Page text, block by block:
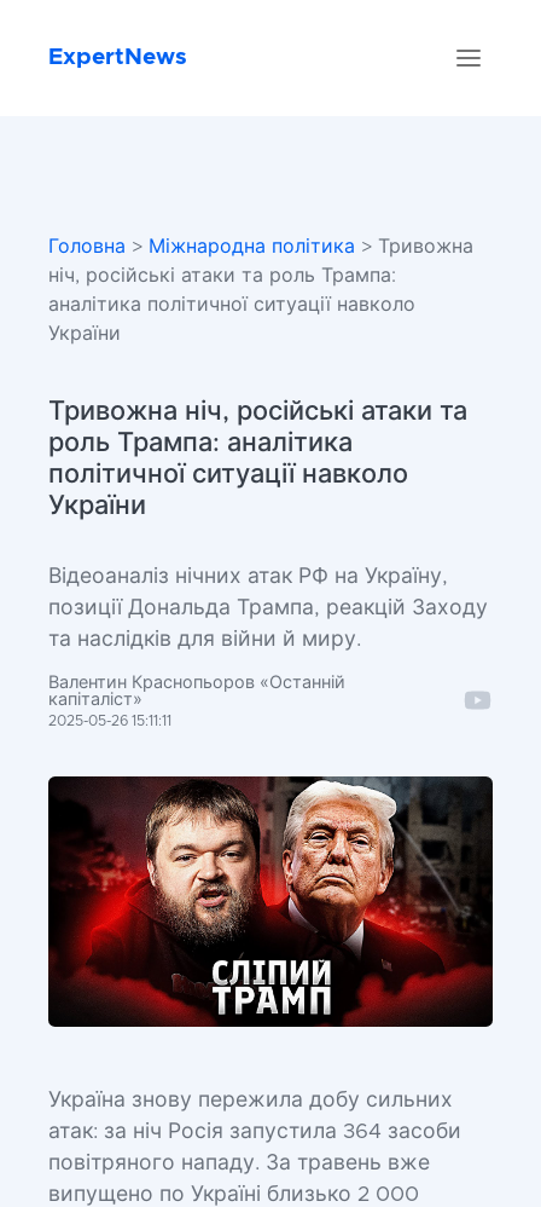
ExpertNews
Головна > Міжнародна політика > Тривожна
ніч, російські атаки та роль Трампа:
аналітика політичної ситуації навколо
України
Тривожна ніч, російські атаки та
роль Трампа: аналітика
політичної ситуації навколо
України
Відеоаналіз нічних атак РФ на Україну,
позиції Дональда Трампа, реакцій Заходу
та наслідків для війни й миру.
Валентин Краснопьоров «Останній
капіталіст»
2025-05-26 15:11:11
Україна знову пережила добу сильних
атак: за ніч Росія запустила 364 засоби
повітряного нападу. За травень вже
випущено по Україні близько 2 000